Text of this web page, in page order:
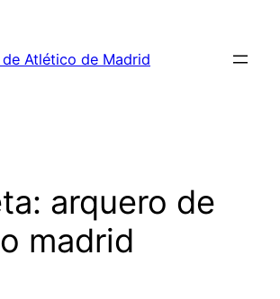
Atlético de Madrid
arquero de
madrid